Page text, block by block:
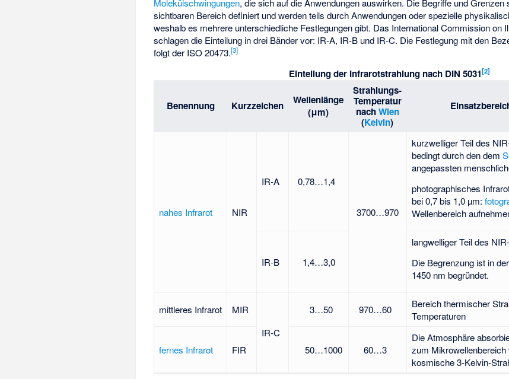
Molekülschwingungen, die sich auf die Anwendungen auswirken. Die Begriffe und Grenzen
sichtbaren Bereich definiert und werden teils durch Anwendungen oder spezielle
weshalb es mehrere unterschiedliche Festlegungen gibt. Das International Commission on
schlagen die Einteilung in drei Bänder vor: IR-A, IR-B und IR-C. Die Festlegung mit den
folgt der ISO 20473.[3]
Einteilung der Infrarotstrahlung nach DIN 5031[2]
Benennung Kurzzeichen
Wellenlänge
(μm)
Strahlungs-
Temperatur
nachWien
(Kelvin)
nahes Infrarot NIR
IR-A 0,78…1,4
3700…970
kurzwelliger Teil des
bedingt durch den dem
angepassten
photographisches
bei 0,7 bis 1,0 µm:
Wellenbereich
IR-B 1,4…3,0
langwelliger Teil des
Die Begrenzung ist in
1450 nm begründet.
mittleres Infrarot
MIR
IR-C
3…50 970…60
Bereich thermischer
Temperaturen
fernes Infrarot FIR 50…1000 60…3
Die Atmosphäre
zum
kosmische3-Kelvin-